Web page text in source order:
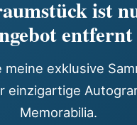
ist
entfernt
exklusive
einzigartige
Memorabilia.